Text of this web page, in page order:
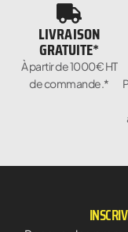
LIVRAISON
GRATUITE*
À partir de 1000€ HT
de commande.*